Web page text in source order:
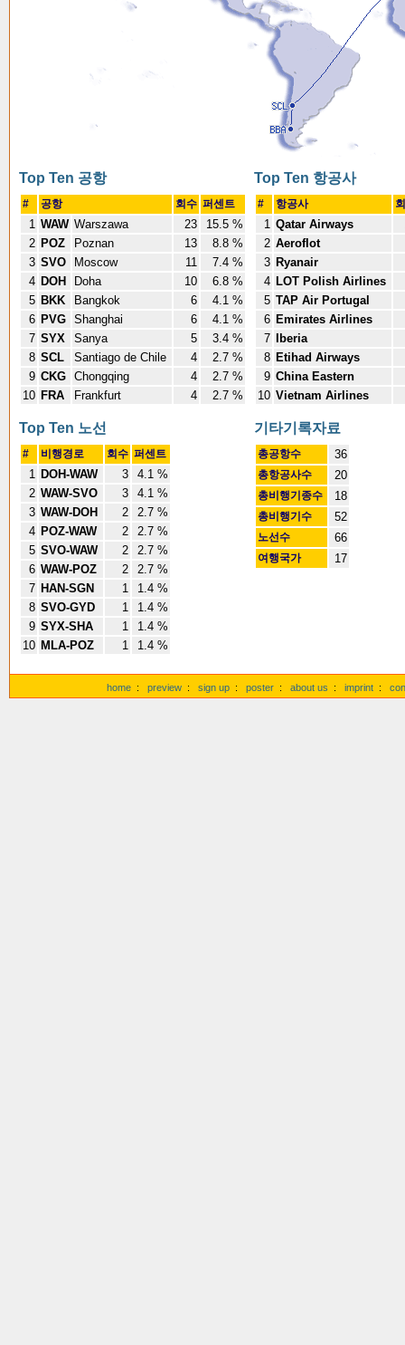
Top Ten 공항
# 공항 회수 퍼센트
1 WAW Warszawa 23
15.5 %
2 POZ Poznan 13
8.8 %
3 SVO Moscow 11
7.4 %
4 DOH Doha 10
6.8 %
5 BKK Bangkok 6
4.1 %
6 PVG Shanghai 6
4.1 %
7 SYX Sanya 5
3.4 %
8 SCL Santiago de Chile 4
2.7 %
9 CKG Chongqing 4
2.7 %
10 FRA Frankfurt 4 2.7 %
Top Ten 항공사
# 항공사
1 Qatar Airways
2 Aeroflot
3 Ryanair
4 LOT Polish Airlines
5 TAP Air Portugal
6 Emirates Airlines
7
Iberia
8 Etihad Airways
9 China Eastern
10 Vietnam Airlines
Top Ten 노선
# 비행경로 회수 퍼센트
1 DOH-WAW 3
4.1 %
2 WAW-SVO 3
4.1 %
3 WAW-DOH 2
2.7 %
4 POZ-WAW 2
2.7 %
5 SVO-WAW 2
2.7 %
6 WAW-POZ 2
2.7 %
7 HAN-SGN 1
1.4 %
8 SVO-GYD 1
1.4 %
9 SYX-SHA 1
1.4 %
10 MLA-POZ 1 1.4 %
기타기록자료
총공항수 36
총항공사수 20
총비행기종수 18
총비행기수 52
노선수 66
여행국가 17
home : preview : sign up : poster : about us : imprint :